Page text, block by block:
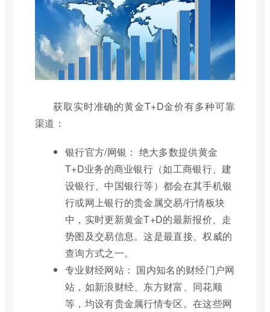
获取实时准确的黄金T+D金价有多种可靠
渠道：
银行官方/网银： 绝大多数提供黄金
T+D业务的商业银行（如工商银行、建
设银行、中国银行等）都会在其手机银
行或网上银行的贵金属交易/行情板块
中，实时更新黄金T+D的最新报价、走
势图及交易信息。这是最直接、权威的
查询方式之一。
专业财经网站： 国内知名的财经门户网
站，如新浪财经、东方财富、同花顺
等，均设有贵金属行情专区。在这些网